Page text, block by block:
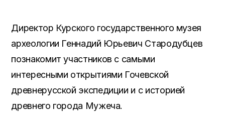
Директор Курского государственного музея
археологии Геннадий Юрьевич Стародубцев
познакомит участников с самыми
интересными открытиями Гочевской
древнерусской экспедиции и с историей
древнего города Мужеча.